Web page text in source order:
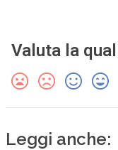
Valuta la
Leggi anche: